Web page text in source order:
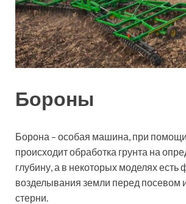
Бороны
Борона – особая машина, при
происходит обработка грунта на
глубину, а в некоторых моделях есть
возделывания земли перед посевом
стерни.